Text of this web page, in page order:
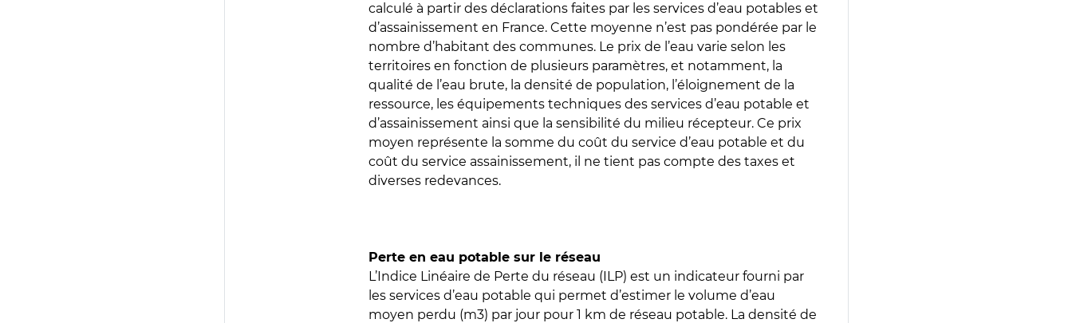
calculé à partir des déclarations faites par les services d’eau potables et
d’assainissement en France. Cette moyenne n’est pas pondérée par le
nombre d’habitant des communes. Le prix de l’eau varie selon les
territoires en fonction de plusieurs paramètres, et notamment, la
qualité de l’eau brute, la densité de population, l’éloignement de la
ressource, les équipements techniques des services d’eau potable et
d’assainissement ainsi que la sensibilité du milieu récepteur. Ce prix
moyen représente la somme du coût du service d’eau potable et du
coût du service assainissement, il ne tient pas compte des taxes et
diverses redevances.
Perte en eau potable sur le réseau
L’Indice Linéaire de Perte du réseau (ILP) est un indicateur fourni par
les services d’eau potable qui permet d’estimer le volume d’eau
moyen perdu (m3) par jour pour 1 km de réseau potable. La densité de